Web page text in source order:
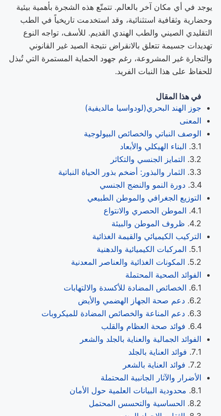
يوجد في أي مكان آخر بالعالم. تتمتّع هذه الشجرة بأهمية بيئية
وحضارية وثقافية استثنائية، وقد استخدمت تاريخياً في الطب
التقليدي الصيني والطب الهندي القديم. للأسف، تواجه النوع
تهديدات جسيمة تتعلق بالانقراض نتيجة الصيد غير القانوني
والتجارة غير المشروعة، رغم جهود الحماية المستمرة التي تُبذل
للحفاظ على هذا النبات الفريد.
في هذا المقال
جوز الهند البحري(لودواسيا مالديفية)
المعنى
الوصف النباتي والخصائص البيولوجية
البناء الهيكلي والأبعاد
التمايز الجنسي والتكاثر
الثمار والبذور: أضخم بذور الحياة النباتية
دورة النمو والنضج الجنسي
التوزيع الجغرافي والموطن الطبيعي
الموطن الحصري والانتواع
ظروف الموطن والبيئة
التركيب الكيميائي والقيمة الغذائية
المركبات الكيميائية والدهنية
المكونات الغذائية والعناصر المعدنية
الفوائد الصحية المحتملة
الخصائص المضادة للأكسدة والالتهابات
دعم صحة الجهاز الهضمي والأيض
دعم المناعة والخصائص المضادة للميكروبات
فوائد صحة العظام والقلب
الفوائد الجمالية والعناية بالجلد والشعر
فوائد العناية بالجلد
فوائد العناية بالشعر
الأضرار والآثار الجانبية المحتملة
محدودية البيانات العلمية حول الأمان
الحساسية والتحسس المحتمل